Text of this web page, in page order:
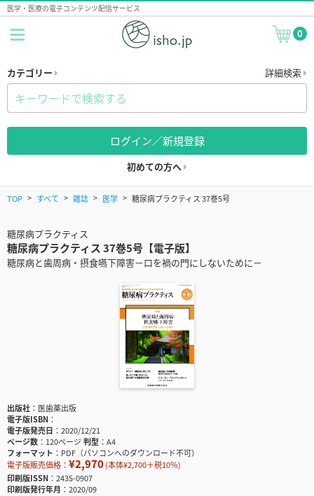
医学・医療の電子コンテンツ配信サービス
0
カテゴリー 詳細検索
ログイン／新規登録
初めての方へ
TOP すべて 雑誌 医学 糖尿病プラクティス 37巻5号
糖尿病プラクティス
糖尿病プラクティス 37巻5号【電子版】
糖尿病と歯周病・摂食嚥下障害－口を禍の門にしないために－
出版社
医歯薬出版
電子版ISBN
電子版発売日
2020/12/21
ページ数
120ページ判型
A4
フォーマット
PDF（パソコンへのダウンロード不可）
電子版販売価格： ¥2,970(本体¥2,700＋税10％)
印刷版ISSN
2435-0907
印刷版発行年月
2020/09